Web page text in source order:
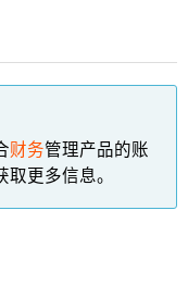
财务管理产品的账
更多信息。